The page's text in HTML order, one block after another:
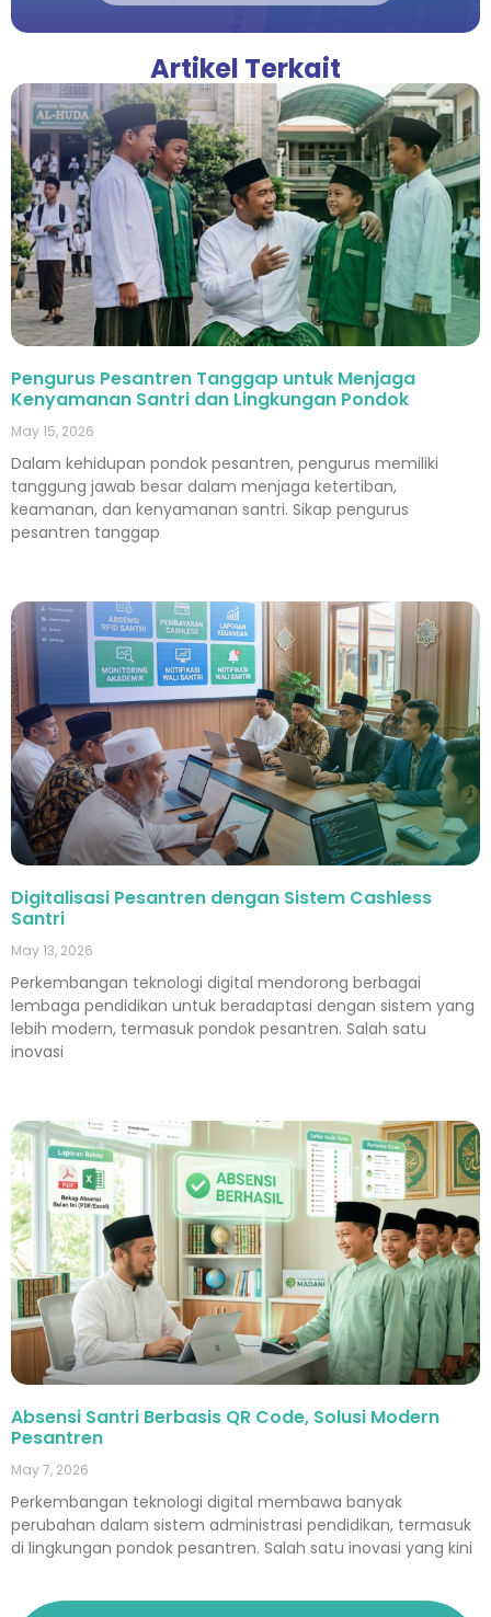
Artikel Terkait
Pengurus Pesantren Tanggap untuk Menjaga
Kenyamanan Santri dan Lingkungan Pondok
May 15, 2026
Dalam kehidupan pondok pesantren, pengurus memiliki
tanggung jawab besar dalam menjaga ketertiban,
keamanan, dan kenyamanan santri. Sikap pengurus
pesantren tanggap
Digitalisasi Pesantren dengan Sistem Cashless
Santri
May 13, 2026
Perkembangan teknologi digital mendorong berbagai
lembaga pendidikan untuk beradaptasi dengan sistem yang
lebih modern, termasuk pondok pesantren. Salah satu
inovasi
Absensi Santri Berbasis QR Code, Solusi Modern
Pesantren
May 7, 2026
Perkembangan teknologi digital membawa banyak
perubahan dalam sistem administrasi pendidikan, termasuk
di lingkungan pondok pesantren. Salah satu inovasi yang kini